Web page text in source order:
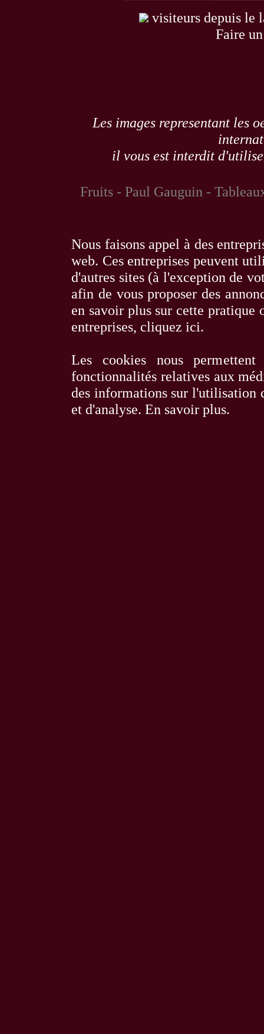
visiteurs depuis le
Faire
Les images representant les
il vous est interdit
Fruits - Paul Gauguin -
Nous faisons appel à des
web. Ces entreprises peuvent
d'autres sites (à l'exception de
afin de vous proposer des
en savoir plus sur cette pratique
entreprises, cliquez ici.
Les cookies nous
fonctionnalités relatives aux
des informations sur l'utilisation
et d'analyse. En savoir plus.